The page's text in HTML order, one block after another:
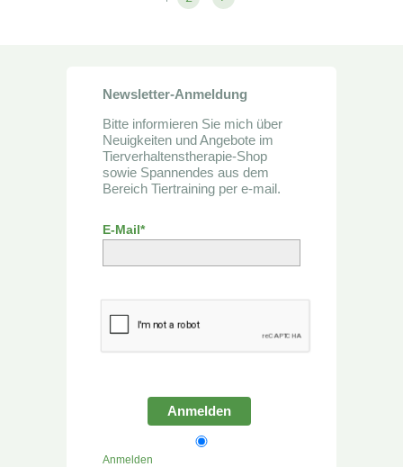
Newsletter-Anmeldung
Bitte informieren Sie mich über
Neuigkeiten und Angebote im
Tierverhaltenstherapie-Shop
sowie Spannendes aus dem
Bereich Tiertraining per e-mail.
E-Mail*
Anmelden
Anmelden